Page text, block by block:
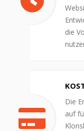
die
Die
auf